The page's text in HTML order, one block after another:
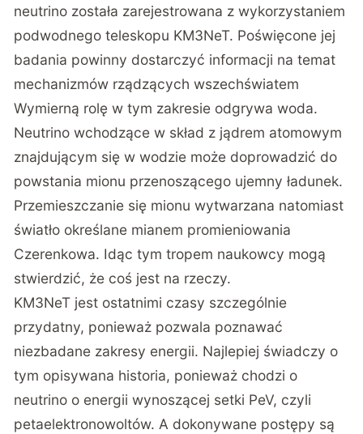
neutrino została zarejestrowana z wykorzystaniem
podwodnego teleskopu KM3NeT. Poświęcone jej
badania powinny dostarczyć informacji na temat
mechanizmów rządzących wszechświatem
Wymierną rolę w tym zakresie odgrywa woda.
Neutrino wchodzące w skład z jądrem atomowym
znajdującym się w wodzie może doprowadzić do
powstania mionu przenoszącego ujemny ładunek.
Przemieszczanie się mionu wytwarzana natomiast
światło określane mianem promieniowania
Czerenkowa. Idąc tym tropem naukowcy mogą
stwierdzić, że coś jest na rzeczy.
KM3NeT jest ostatnimi czasy szczególnie
przydatny, ponieważ pozwala poznawać
niezbadane zakresy energii. Najlepiej świadczy o
tym opisywana historia, ponieważ chodzi o
neutrino o energii wynoszącej setki PeV, czyli
petaelektronowoltów. A dokonywane postępy są